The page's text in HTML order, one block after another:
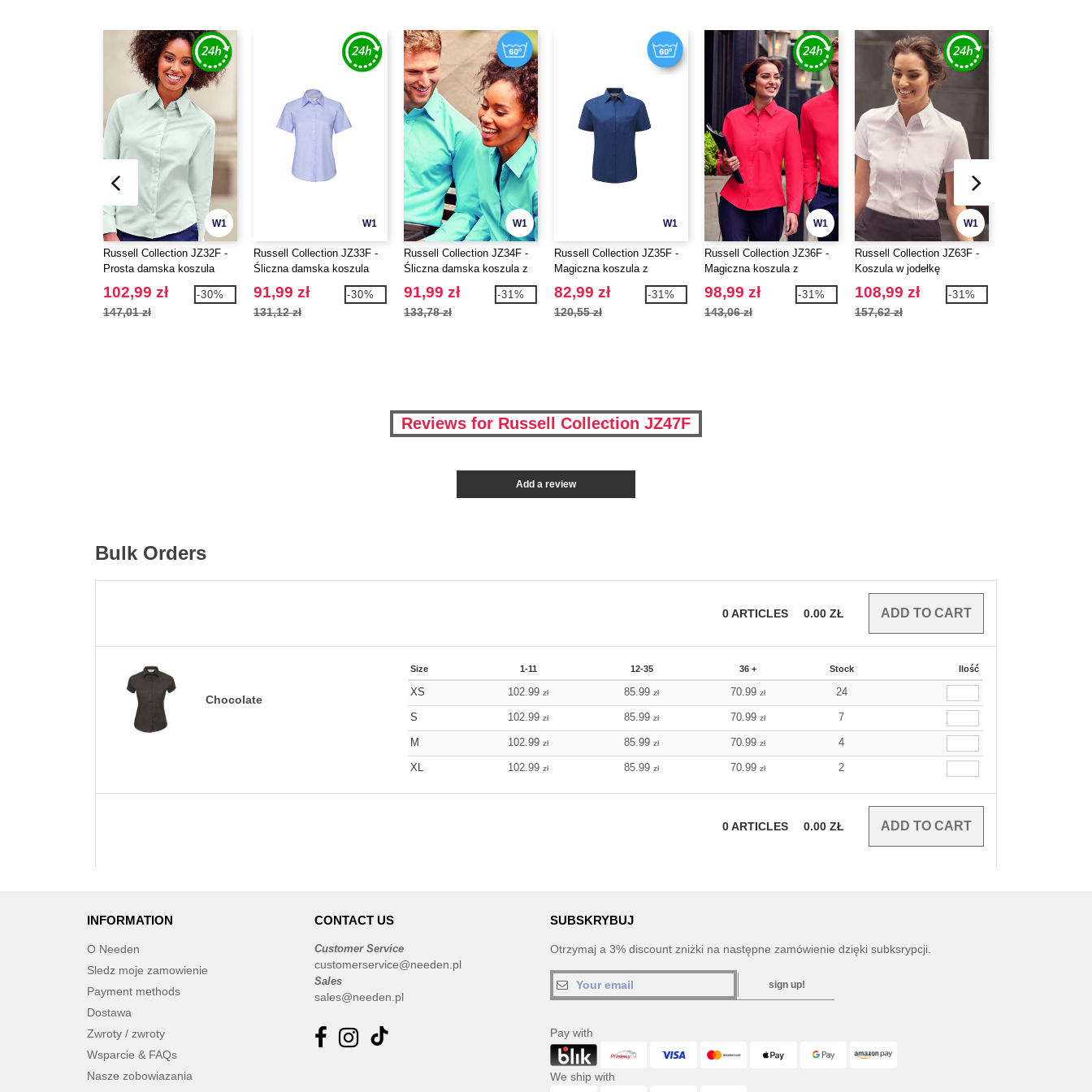
W1
Russell Collection JZ32F -
Prosta damska koszula
102,99 zł
147,01 zł
-30%
W1
Russell Collection JZ33F -
Śliczna damska koszula
91,99 zł
131,12 zł
-30%
W1
Russell Collection JZ34F -
Śliczna damska koszula z
krótkim rękawkiem
91,99 zł
133,78 zł
-31%
W1
Russell Collection JZ35F -
Magiczna koszula z
popeliny
82,99 zł
120,55 zł
-31%
W1
Russell Collection JZ36F -
Magiczna koszula z
popeliny z krótkim
rękawkiem
98,99 zł
143,06 zł
-31%
W1
Russell Collection JZ63F -
Koszula w jodełkę
108,99 zł
157,62 zł
-31%
Reviews for Russell Collection JZ47F
Add a review
Bulk Orders
0ARTICLES 0.00 ZŁ
Chocolate
Size 1-11 12-35 36 + Stock Ilość
XS 102.99zł 85.99zł 70.99zł 24
S 102.99zł 85.99zł 70.99zł 7
M 102.99zł 85.99zł 70.99zł 4
XL 102.99zł 85.99zł 70.99zł 2
0ARTICLES 0.00 ZŁ
INFORMATION
O Needen
Sledz moje zamowienie
Payment methods
Dostawa
Zwroty / zwroty
Wsparcie & FAQs
Nasze zobowiazania
CONTACT US
Customer Service
customerservice@needen.pl
Sales
sales@needen.pl
SUBSKRYBUJ
Otrzymaj a 3% discount zniżki na następne zamówienie dzięki subksrypcji.
sign up!
Pay with
We ship with